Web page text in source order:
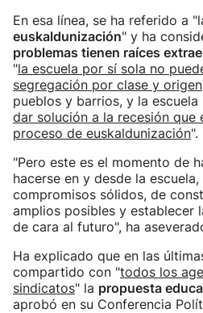
En esa línea, se ha referido a
euskaldunización" y ha
problemas tienen raíces
"la escuela por sí sola no
segregación por clase y origen
pueblos y barrios, y la escuela
dar solución a la recesión que
proceso de euskaldunización".
"Pero este es el momento de
hacerse en y desde la
compromisos sólidos, de
amplios posibles y establecer
de cara al futuro", ha
Ha explicado que en las
compartido con "todos los
sindicatos" la propuesta
aprobó en su Conferencia